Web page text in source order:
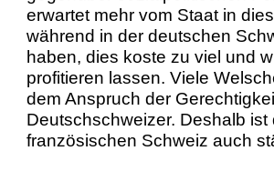
erwartet mehr vom Staat in
während in der deutschen
haben, dies koste zu viel und
profitieren lassen. Viele
dem Anspruch der
Deutschschweizer. Deshalb ist
französischen Schweiz auch